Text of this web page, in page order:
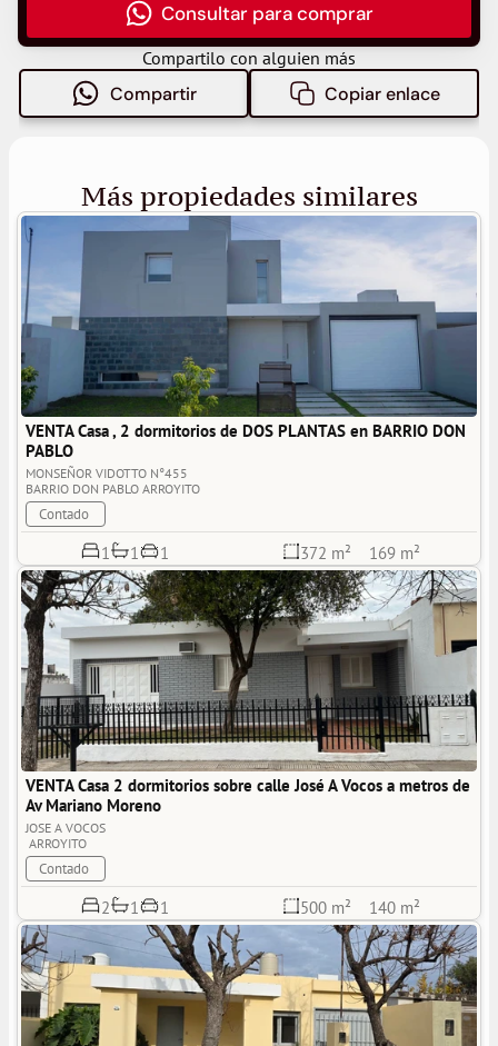
Consultar para comprar
Compartilo con alguien más
Compartir Copiar enlace
Más propiedades similares
VENTA Casa , 2 dormitorios de DOS PLANTAS en BARRIO DON
PABLO
MONSEÑOR VIDOTTO N°455
BARRIO DON PABLO ARROYITO
Contado
1 1 1 372 m² 169 m²
VENTA Casa 2 dormitorios sobre calle José A Vocos a metros de
Av Mariano Moreno
JOSE A VOCOS
ARROYITO
Contado
2 1 1 500 m² 140 m²